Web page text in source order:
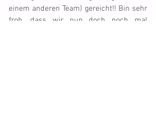
einem anderen Team) gereicht!! Bin sehr
froh, dass wir nun doch noch mal